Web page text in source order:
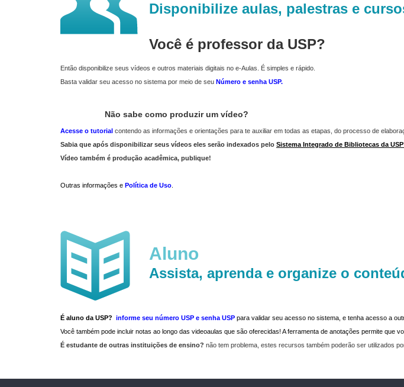
Disponibilize aulas, palestras e
Você é professor da USP?
Então disponibilize seus vídeos e outros materiais digitais no e-Aulas. É simples e rápido.
Basta validar seu acesso no sistema por meio de seu Número e senha USP.
Não sabe como produzir um vídeo?
Acesse o tutorial contendo as informações e orientações para te auxiliar em todas as etapas, do processo de
Sabia que após disponibilizar seus vídeos eles serão indexados pelo Sistema Integrado de Bibliotecas da
Vídeo também é produção acadêmica, publique!
Outras informações e Política de Uso
Aluno
Assista, aprenda e organize o
É aluno da USP? informe seu número USP e senha USP para validar seu acesso no sistema, e tenha acesso a
Você também pode incluir notas ao longo das videoaulas que são oferecidas! A ferramenta de anotações permite
É estudante de outras instituições de ensino? não tem problema, estes recursos também poderão ser utilizados